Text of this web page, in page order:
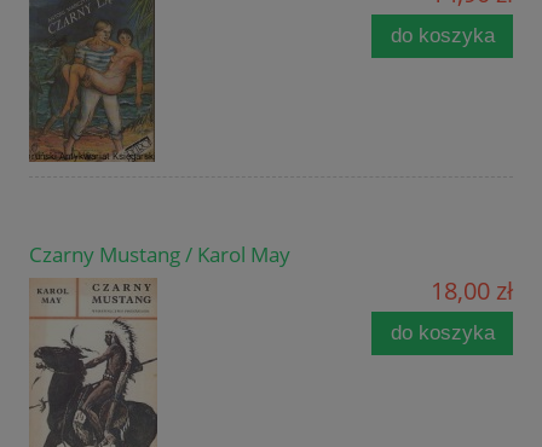
do koszyka
Czarny Mustang / Karol May
18,00 zł
do koszyka